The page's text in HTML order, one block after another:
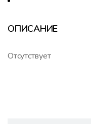
ОПИСАНИЕ
Отсутствует